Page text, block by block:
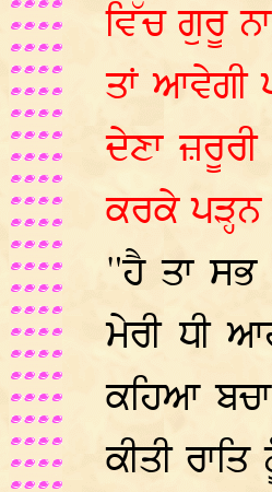
ਵਿੱਚ ਗੁਰੂ
ਤਾਂ ਆਵੇਗੀ
ਦੇਣਾ
ਕਰਕੇ ਪੜ੍ਹਨ
"ਹੈ ਤਾ ਸਭ
ਮੇਰੀ ਧੀ
ਕਹਿਆ
ਕੀਤੀ